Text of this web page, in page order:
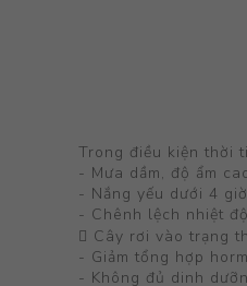
Trong điều kiện thời
- Mưa dầm, độ ẩm
- Nắng yếu dưới 4
- Chênh lệch nhiệt
 Cây rơi vào trạng
- Giảm tổng hợp
- Không đủ dinh